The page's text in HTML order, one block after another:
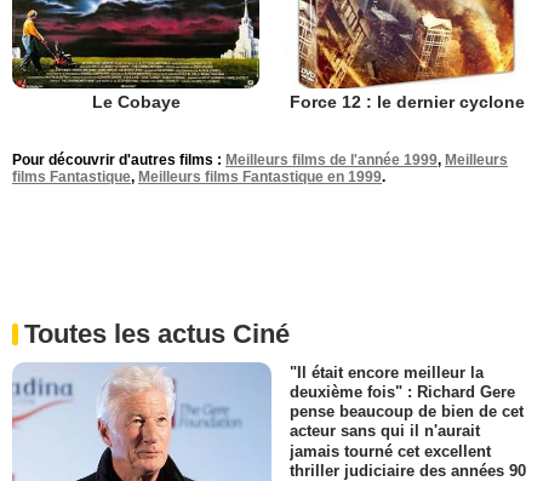
Le Cobaye Force 12 : le dernier cyclone
Pour découvrir d'autres films : Meilleurs films de l'année 1999, Meilleurs
films Fantastique, Meilleurs films Fantastique en 1999.
Toutes les actus Ciné
"Il était encore meilleur la
deuxième fois" : Richard Gere
pense beaucoup de bien de cet
acteur sans qui il n'aurait
jamais tourné cet excellent
thriller judiciaire des années 90